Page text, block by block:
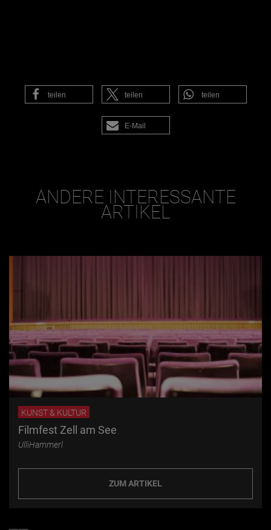
teilen teilen teilen
E-Mail
ANDERE INTERESSANTE
ARTIKEL
KUNST & KULTUR
Filmfest Zell am See
UlliHammerl
ZUM ARTIKEL